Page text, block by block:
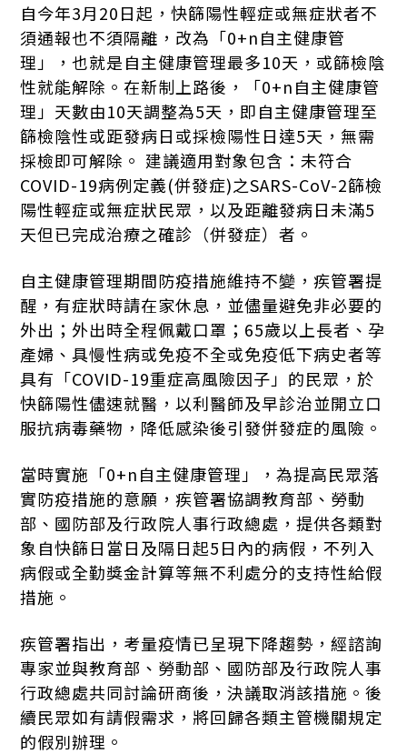
自今年3月20日起，快篩陽性輕症或無症狀者不
須通報也不須隔離，改為「0+n自主健康管
理」，也就是自主健康管理最多10天，或篩檢陰
性就能解除。在新制上路後，「0+n自主健康管
理」天數由10天調整為5天，即自主健康管理至
篩檢陰性或距發病日或採檢陽性日達5天，無需
採檢即可解除。 建議適用對象包含：未符合
COVID-19病例定義(併發症)之SARS-CoV-2篩檢
陽性輕症或無症狀民眾，以及距離發病日未滿5
天但已完成治療之確診（併發症）者。
自主健康管理期間防疫措施維持不變，疾管署提
醒，有症狀時請在家休息，並儘量避免非必要的
外出；外出時全程佩戴口罩；65歲以上長者、孕
產婦、具慢性病或免疫不全或免疫低下病史者等
具有「COVID-19重症高風險因子」的民眾，於
快篩陽性儘速就醫，以利醫師及早診治並開立口
服抗病毒藥物，降低感染後引發併發症的風險。
當時實施「0+n自主健康管理」，為提高民眾落
實防疫措施的意願，疾管署協調教育部、勞動
部、國防部及行政院人事行政總處，提供各類對
象自快篩日當日及隔日起5日內的病假，不列入
病假或全勤獎金計算等無不利處分的支持性給假
措施。
疾管署指出，考量疫情已呈現下降趨勢，經諮詢
專家並與教育部、勞動部、國防部及行政院人事
行政總處共同討論研商後，決議取消該措施。後
續民眾如有請假需求，將回歸各類主管機關規定
的假別辦理。